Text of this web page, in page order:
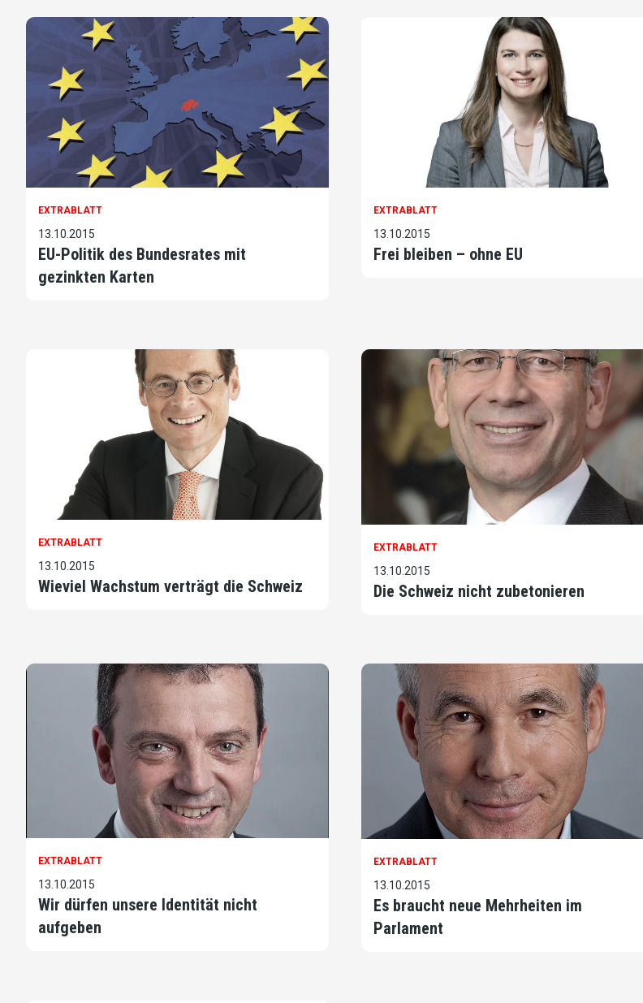
EXTRABLATT
13.10.2015
EU-Politik des Bundesrates mit
gezinkten Karten
EXTRABLATT
13.10.2015
Frei bleiben – ohne EU
EXTRABLATT
13.10.2015
Wieviel Wachstum verträgt die Schweiz
EXTRABLATT
13.10.2015
Die Schweiz nicht zubetonieren
EXTRABLATT
13.10.2015
Wir dürfen unsere Identität nicht
aufgeben
EXTRABLATT
13.10.2015
Es braucht neue Mehrheiten im
Parlament